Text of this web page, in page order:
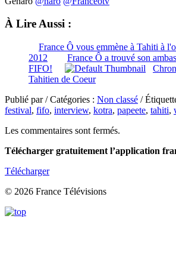
À Lire Aussi :
France Ô vous emmène à Tahiti à
2012
France Ô a trouvé son
FIFO!
Tahitien de Coeur
Publié par / Catégories : Non classé /
festival, fifo, interview, kotra, papeete, tahiti,
Les commentaires sont fermés.
Télécharger gratuitement l’application
Télécharger
© 2026 France Télévisions